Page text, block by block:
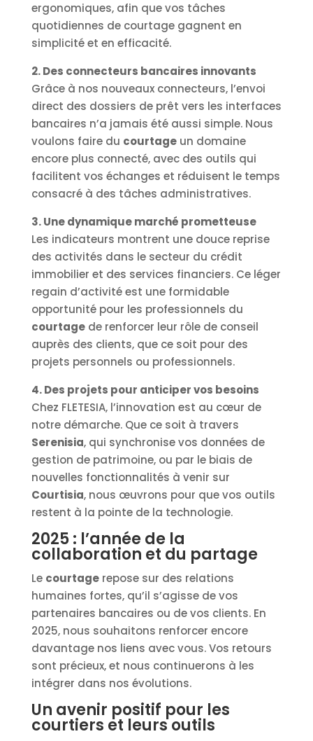
ergonomiques, afin que vos tâches
quotidiennes de courtage gagnent en
simplicité et en efficacité.
2. Des connecteurs bancaires innovants
Grâce à nos nouveaux connecteurs, l’envoi
direct des dossiers de prêt vers les interfaces
bancaires n’a jamais été aussi simple. Nous
voulons faire du courtageun domaine
encore plus connecté, avec des outils qui
facilitent vos échanges et réduisent le temps
consacré à des tâches administratives.
3. Une dynamique marché prometteuse
Les indicateurs montrent une douce reprise
des activités dans le secteur du crédit
immobilier et des services financiers. Ce léger
regain d’activité est une formidable
opportunité pour les professionnels du
courtagede renforcer leur rôle de conseil
auprès des clients, que ce soit pour des
projets personnels ou professionnels.
4. Des projets pour anticiper vos besoins
Chez FLETESIA, l’innovation est au cœur de
notre démarche. Que ce soit à travers
Serenisia, qui synchronise vos données de
gestion de patrimoine, ou par le biais de
nouvelles fonctionnalités à venir sur
Courtisia, nous œuvrons pour que vos outils
restent à la pointe de la technologie.
2025 : l’année de la
collaboration et du partage
Le courtagerepose sur des relations
humaines fortes, qu’il s’agisse de vos
partenaires bancaires ou de vos clients. En
2025, nous souhaitons renforcer encore
davantage nos liens avec vous. Vos retours
sont précieux, et nous continuerons à les
intégrer dans nos évolutions.
Un avenir positif pour les
courtiers et leurs outils